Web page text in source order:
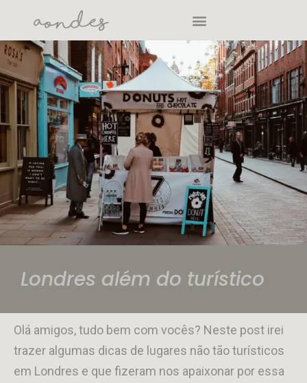
Londres além do turístico
Olá amigos, tudo bem com vocês? Neste post irei
trazer algumas dicas de lugares não tão turísticos
em Londres e que fizeram nos apaixonar por essa